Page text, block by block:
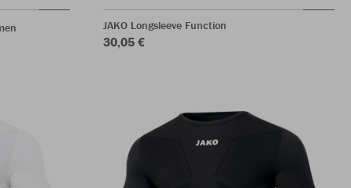
JAKO Longsleeve Function
30,05 €